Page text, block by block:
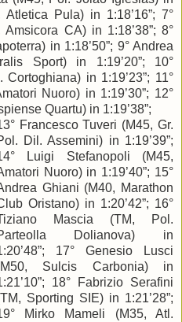
Pula) in 1:18’16”; 7°
CA) in 1:18’38”; 8°
in 1:18’50”; 9° Andrea
Sport) in 1:19’20”; 10°
in 1:19’23”; 11°
Nuoro) in 1:19’30”; 12°
Quartu) in 1:19’38”;
Francesco Tuveri (M45, Gr.
Dil. Assemini) in 1:19’39”;
Luigi Stefanopoli (M45,
Nuoro) in 1:19’40”; 15°
Ghiani (M40, Marathon
Oristano) in 1:20’42”; 16°
Mascia (TM, Pol.
Dolianova) in
17° Genesio Lusci
Sulcis Carbonia) in
18° Fabrizio Serafini
Sporting SIE) in 1:21’28”;
Mirko Mameli (M35, Atl.